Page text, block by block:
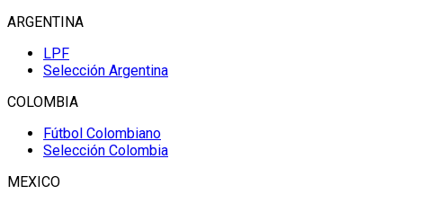
ARGENTINA
LPF
Selección Argentina
COLOMBIA
Fútbol Colombiano
Selección Colombia
MEXICO